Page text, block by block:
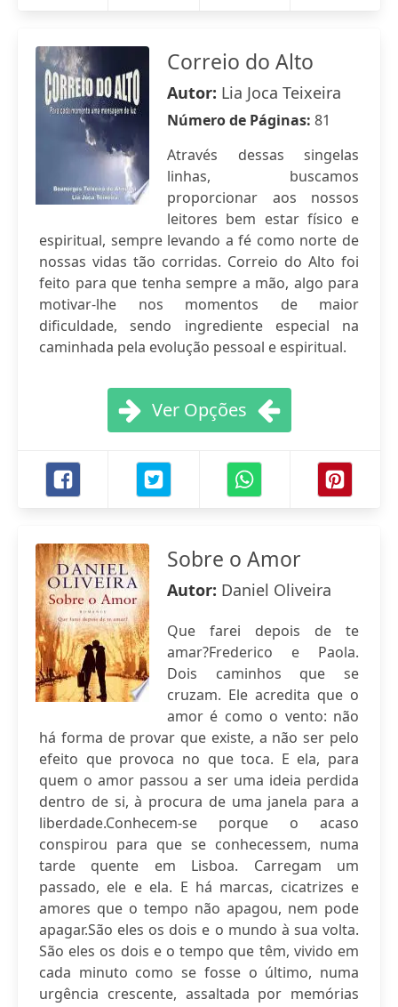
Correio do Alto
Autor: Lia Joca Teixeira
Número de Páginas: 81
Através dessas singelas
linhas, buscamos
proporcionar aos nossos
leitores bem estar físico e
espiritual, sempre levando a fé como norte de
nossas vidas tão corridas. Correio do Alto foi
feito para que tenha sempre a mão, algo para
motivar-lhe nos momentos de maior
dificuldade, sendo ingrediente especial na
caminhada pela evolução pessoal e espiritual.
Ver Opções
Sobre o Amor
Autor: Daniel Oliveira
Que farei depois de te
amar?Frederico e Paola.
Dois caminhos que se
cruzam. Ele acredita que o
amor é como o vento: não
há forma de provar que existe, a não ser pelo
efeito que provoca no que toca. E ela, para
quem o amor passou a ser uma ideia perdida
dentro de si, à procura de uma janela para a
liberdade.Conhecem-se porque o acaso
conspirou para que se conhecessem, numa
tarde quente em Lisboa. Carregam um
passado, ele e ela. E há marcas, cicatrizes e
amores que o tempo não apagou, nem pode
apagar.São eles os dois e o mundo à sua volta.
São eles os dois e o tempo que têm, vivido em
cada minuto como se fosse o último, numa
urgência crescente, assaltada por memórias